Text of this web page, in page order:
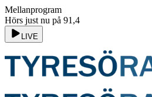
Mellanprogram
Hörs just nu på 91,4
LIVE